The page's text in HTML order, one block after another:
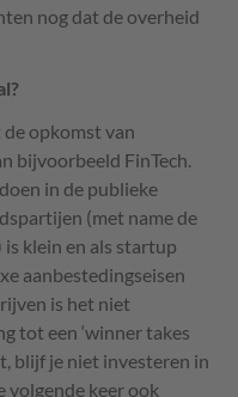
nog dat de overheid
opkomst van
bijvoorbeeld FinTech.
in de publieke
(met name de
klein en als startup
aanbestedingseisen
is het niet
tot een ‘winner takes
blijf je niet investeren in
volgende keer ook